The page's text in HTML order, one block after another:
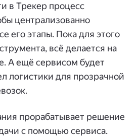
в Трекер процесс
централизованно
его этапы. Пока для этого
всё делается на
А ещё сервисом будет
логистики для прозрачной
прорабатывает решение
с помощью сервиса.